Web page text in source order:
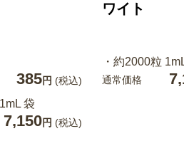
385円 (税込)
袋
7,150円 (税込)
ワイト
・約2000粒
通常価格